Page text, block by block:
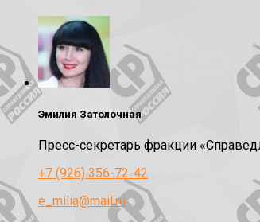
Эмилия Затолочная
Пресс-секретарь фракции
+7 (926) 356-72-42
e_milia@mail.ru